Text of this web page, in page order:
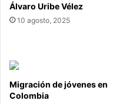
Álvaro Uribe Vélez
10 agosto, 2025
Migración de jóvenes en
Colombia